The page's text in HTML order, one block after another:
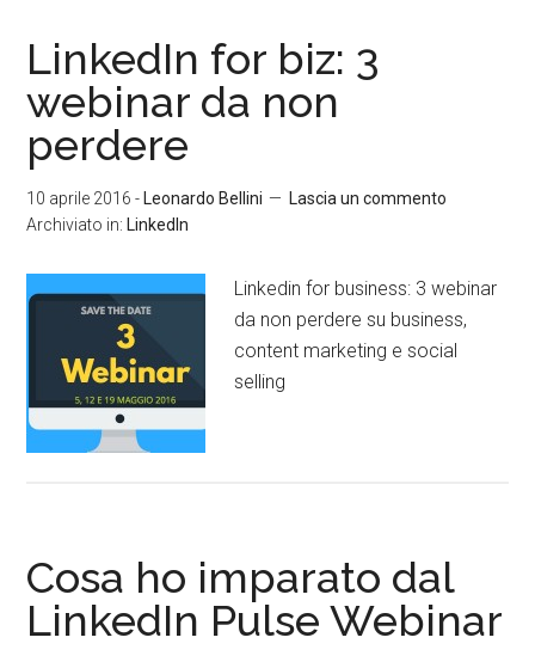
LinkedIn for biz: 3
webinar da non
perdere
10 aprile 2016 - Leonardo Bellini
Lascia un commento
Archiviato in: LinkedIn
Linkedin for business: 3 webinar
da non perdere su business,
content marketing e social
selling
Cosa ho imparato dal
LinkedIn Pulse Webinar